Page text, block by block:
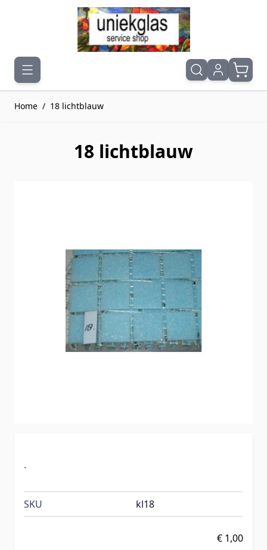
Ga naar de inhoud
Home / 18 lichtblauw
18 lichtblauw
.
SKU kl18
€ 1,00